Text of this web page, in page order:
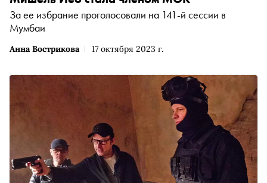
Анна Вострикова 17 октября 2023 г.
За ее избрание проголосовали на 141-й сессии в
Мумбаи